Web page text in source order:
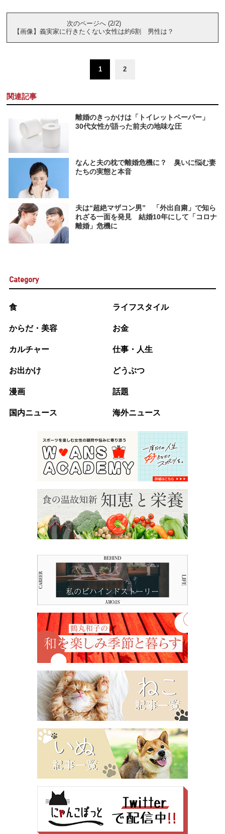
次のページへ (2/2)
【画像】義実家に行きたくない女性は約6割 男性は？
1 2
関連記事
離婚のきっかけは「トイレットペーパー」
30代女性が語った前夫の地味な圧
なんと夫の枕で離婚危機に？ 臭いに悩む妻
たちの実態と本音
夫は“超絶マザコン男” 「外出自粛」で知ら
れざる一面を発見 結婚10年にして「コロナ
離婚」危機に
Category
食 ライフスタイル
からだ・美容 お金
カルチャー 仕事・人生
お出かけ どうぶつ
漫画 話題
国内ニュース 海外ニュース